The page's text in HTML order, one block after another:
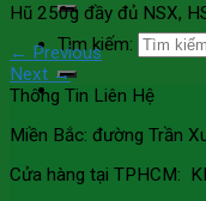
Tìm kiếm:
Hũ 250g đầy đủ NSX,
← Previous
Next →
Thông Tin Liên Hệ
Miền Bắc: đường Trần
Cửa hàng tại TPHCM: